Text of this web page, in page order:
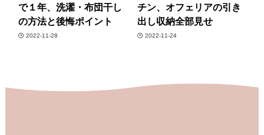
で１年、洗濯・布団干し
の方法と後悔ポイント
2022-11-28
チン、オフェリアの引き
出し収納全部見せ
2022-11-24